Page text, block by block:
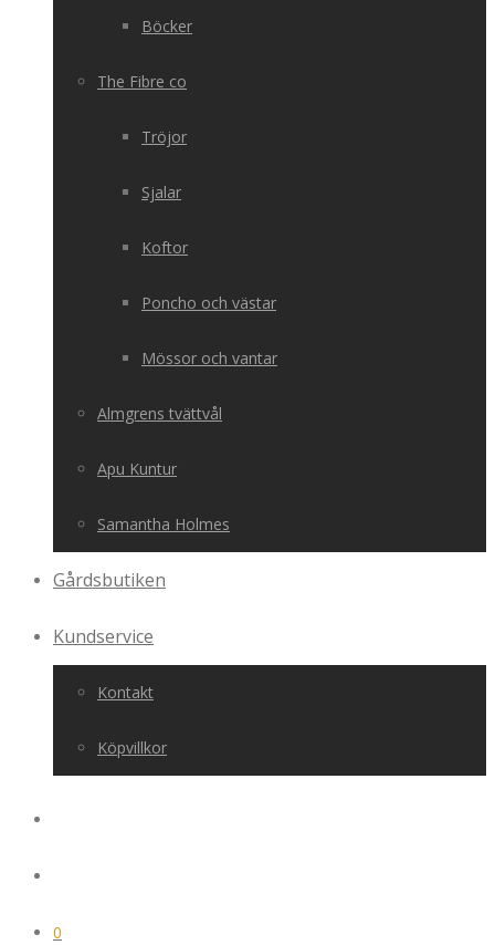
Böcker
The Fibre co
Tröjor
Sjalar
Koftor
Poncho och västar
Mössor och vantar
Almgrens tvättvål
Apu Kuntur
Samantha Holmes
Gårdsbutiken
Kundservice
Kontakt
Köpvillkor
0